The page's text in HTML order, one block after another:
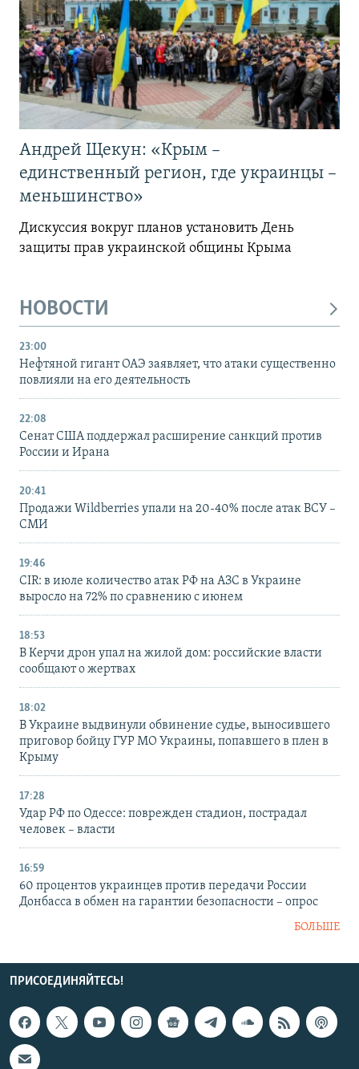
Андрей Щекун: «Крым –
единственный регион, где украинцы –
меньшинство»
Дискуссия вокруг планов установить День
защиты прав украинской общины Крыма
НОВОСТИ
23:00
Нефтяной гигант ОАЭ заявляет, что атаки существенно
повлияли на его деятельность
22:08
Сенат США поддержал расширение санкций против
России и Ирана
20:41
Продажи Wildberries упали на 20-40% после атак ВСУ –
СМИ
19:46
CIR: в июле количество атак РФ на АЗС в Украине
выросло на 72% по сравнению с июнем
18:53
В Керчи дрон упал на жилой дом: российские власти
сообщают о жертвах
18:02
В Украине выдвинули обвинение судье, выносившего
приговор бойцу ГУР МО Украины, попавшего в плен в
Крыму
17:28
Удар РФ по Одессе: поврежден стадион, пострадал
человек – власти
16:59
60 процентов украинцев против передачи России
Донбасса в обмен на гарантии безопасности – опрос
БОЛЬШЕ
ПРИСОЕДИНЯЙТЕСЬ!